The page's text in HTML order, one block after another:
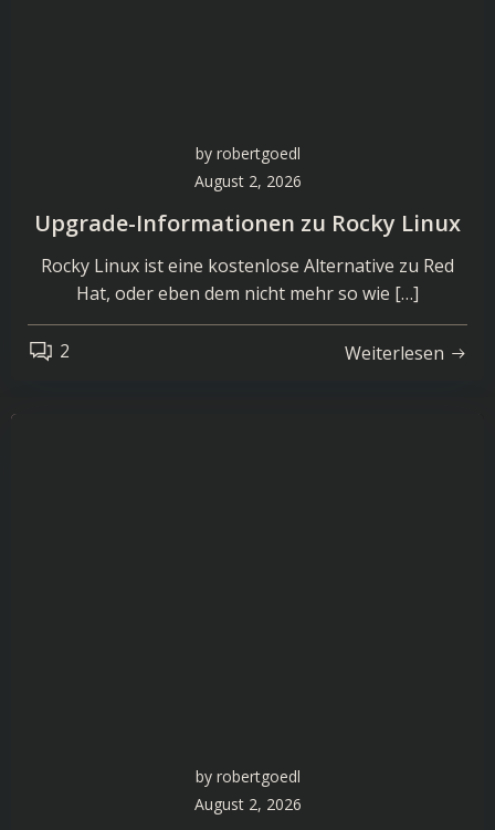
by robertgoedl
August 2, 2026
Upgrade-Informationen zu Rocky Linux
Rocky Linux ist eine kostenlose Alternative zu Red
Hat, oder eben dem nicht mehr so wie […]
2 Weiterlesen
by robertgoedl
August 2, 2026